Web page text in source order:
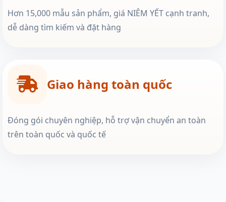
Hơn 15,000 mẫu sản phẩm, giá NIÊM YẾT cạnh tranh,
dễ dàng tìm kiếm và đặt hàng
Giao hàng toàn quốc
Đóng gói chuyên nghiệp, hỗ trợ vận chuyển an toàn
trên toàn quốc và quốc tế